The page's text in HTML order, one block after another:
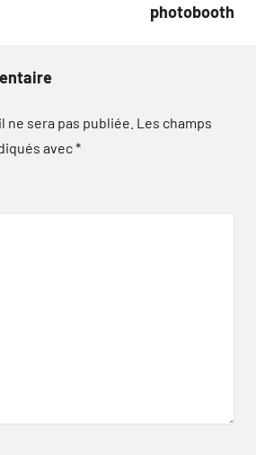
photobooth
ne sera pas publiée. Les champs
avec*